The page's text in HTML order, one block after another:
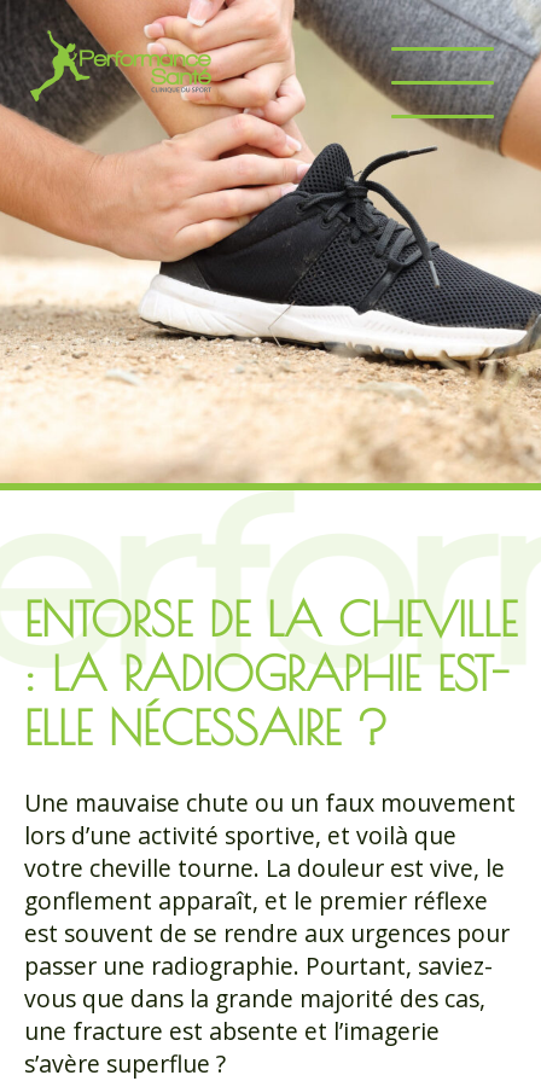
ENTORSE DE LA CHEVILLE
: LA RADIOGRAPHIE EST-
ELLE NÉCESSAIRE ?
Une mauvaise chute ou un faux mouvement
lors d’une activité sportive, et voilà que
votre cheville tourne. La douleur est vive, le
gonflement apparaît, et le premier réflexe
est souvent de se rendre aux urgences pour
passer une radiographie. Pourtant, saviez-
vous que dans la grande majorité des cas,
une fracture est absente et l’imagerie
s’avère superflue ?